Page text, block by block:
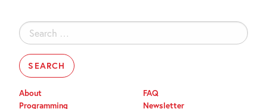
Search
for:
About
Programming
FAQ
Newsletter